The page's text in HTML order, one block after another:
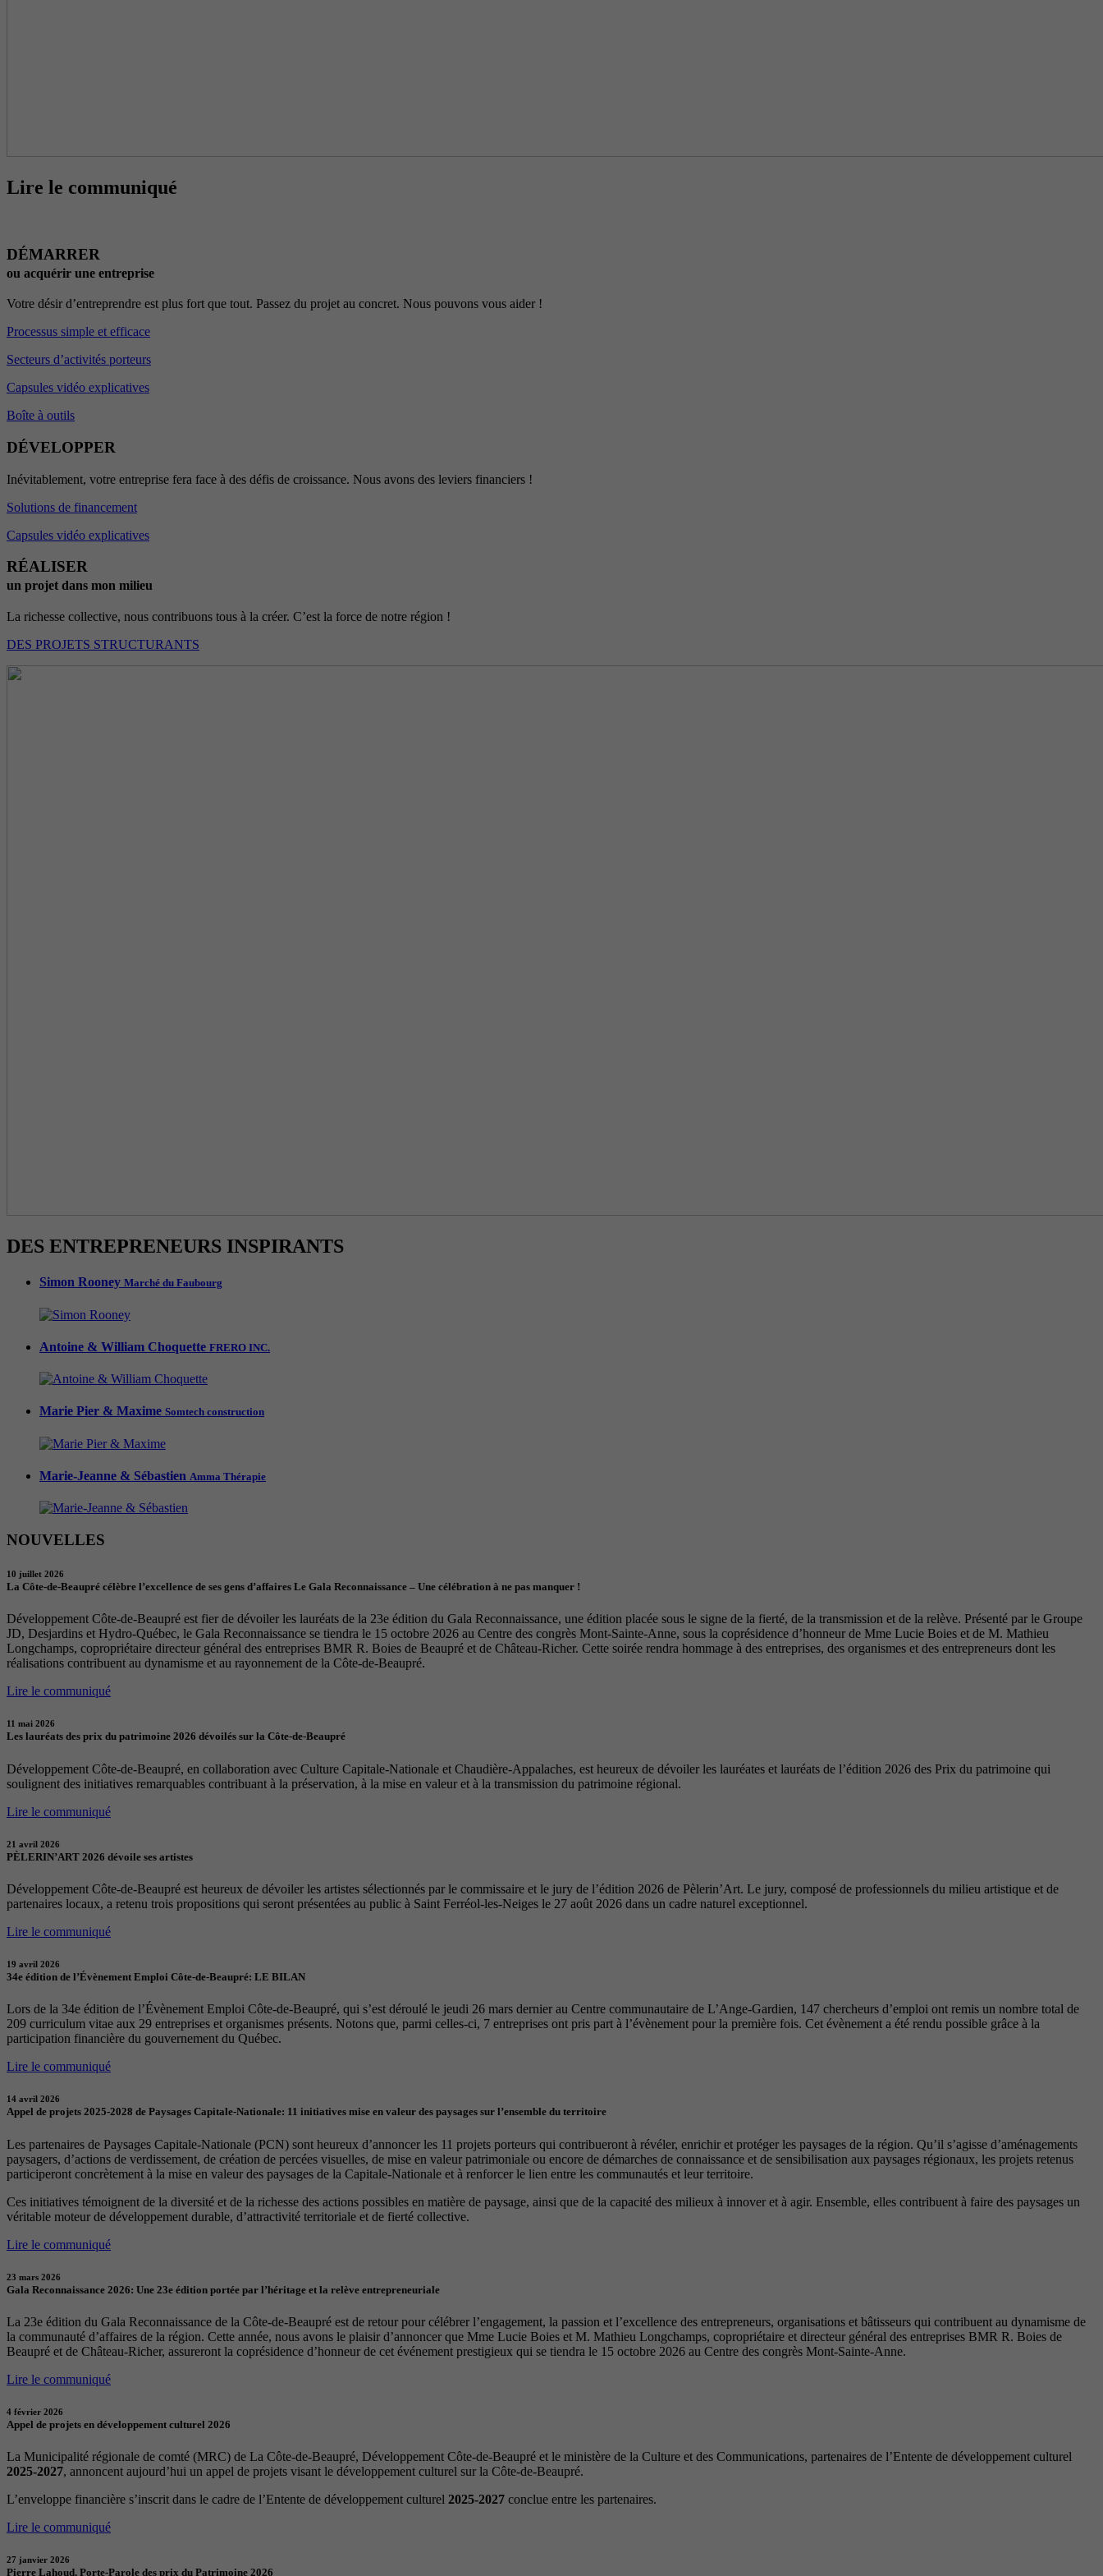
Lire le communiqué
DÉMARRER
ou acquérir une entreprise
Votre désir d’entreprendre est plus fort que tout. Passez du projet au concret. Nous pouvons vous aider !
Processus simple et efficace
Secteurs d’activités porteurs
Capsules vidéo explicatives
Boîte à outils
DÉVELOPPER
Inévitablement, votre entreprise fera face à des défis de croissance. Nous avons des leviers financiers !
Solutions de financement
Capsules vidéo explicatives
RÉALISER
un projet dans mon milieu
La richesse collective, nous contribuons tous à la créer. C’est la force de notre région !
DES PROJETS STRUCTURANTS
DES ENTREPRENEURS INSPIRANTS
Simon Rooney Marché du Faubourg
Antoine & William Choquette FRERO INC.
Marie Pier & Maxime Somtech construction
Marie-Jeanne & Sébastien Amma Thérapie
NOUVELLES
10 juillet 2026
La Côte-de-Beaupré célèbre l’excellence de ses gens d’affaires Le Gala Reconnaissance – Une célébration à ne pas manquer !
Développement Côte-de-Beaupré est fier de dévoiler les lauréats de la 23e édition du Gala Reconnaissance, une édition placée sous le signe de la fierté, de la transmission et de la relève. Présenté par le Groupe
JD, Desjardins et Hydro-Québec, le Gala Reconnaissance se tiendra le 15 octobre 2026 au Centre des congrès Mont-Sainte-Anne, sous la coprésidence d’honneur de Mme Lucie Boies et de M. Mathieu
Longchamps, copropriétaire directeur général des entreprises BMR R. Boies de Beaupré et de Château-Richer. Cette soirée rendra hommage à des entreprises, des organismes et des entrepreneurs dont les
réalisations contribuent au dynamisme et au rayonnement de la Côte-de-Beaupré.
Lire le communiqué
11 mai 2026
Les lauréats des prix du patrimoine 2026 dévoilés sur la Côte-de-Beaupré
Développement Côte-de-Beaupré, en collaboration avec Culture Capitale-Nationale et Chaudière-Appalaches, est heureux de dévoiler les lauréates et lauréats de l’édition 2026 des Prix du patrimoine qui
soulignent des initiatives remarquables contribuant à la préservation, à la mise en valeur et à la transmission du patrimoine régional.
Lire le communiqué
21 avril 2026
PÈLERIN’ART 2026 dévoile ses artistes
Développement Côte-de-Beaupré est heureux de dévoiler les artistes sélectionnés par le commissaire et le jury de l’édition 2026 de Pèlerin’Art. Le jury, composé de professionnels du milieu artistique et de
partenaires locaux, a retenu trois propositions qui seront présentées au public à Saint Ferréol-les-Neiges le 27 août 2026 dans un cadre naturel exceptionnel.
Lire le communiqué
19 avril 2026
34e édition de l’Évènement Emploi Côte-de-Beaupré: LE BILAN
Lors de la 34e édition de l’Évènement Emploi Côte-de-Beaupré, qui s’est déroulé le jeudi 26 mars dernier au Centre communautaire de L’Ange-Gardien, 147 chercheurs d’emploi ont remis un nombre total de
209 curriculum vitae aux 29 entreprises et organismes présents. Notons que, parmi celles-ci, 7 entreprises ont pris part à l’évènement pour la première fois. Cet évènement a été rendu possible grâce à la
participation financière du gouvernement du Québec.
Lire le communiqué
14 avril 2026
Appel de projets 2025-2028 de Paysages Capitale-Nationale: 11 initiatives mise en valeur des paysages sur l’ensemble du territoire
Les partenaires de Paysages Capitale-Nationale (PCN) sont heureux d’annoncer les 11 projets porteurs qui contribueront à révéler, enrichir et protéger les paysages de la région. Qu’il s’agisse d’aménagements
paysagers, d’actions de verdissement, de création de percées visuelles, de mise en valeur patrimoniale ou encore de démarches de connaissance et de sensibilisation aux paysages régionaux, les projets retenus
participeront concrètement à la mise en valeur des paysages de la Capitale-Nationale et à renforcer le lien entre les communautés et leur territoire.
Ces initiatives témoignent de la diversité et de la richesse des actions possibles en matière de paysage, ainsi que de la capacité des milieux à innover et à agir. Ensemble, elles contribuent à faire des paysages un
véritable moteur de développement durable, d’attractivité territoriale et de fierté collective.
Lire le communiqué
23 mars 2026
Gala Reconnaissance 2026: Une 23e édition portée par l’héritage et la relève entrepreneuriale
La 23e édition du Gala Reconnaissance de la Côte-de-Beaupré est de retour pour célébrer l’engagement, la passion et l’excellence des entrepreneurs, organisations et bâtisseurs qui contribuent au dynamisme de
la communauté d’affaires de la région. Cette année, nous avons le plaisir d’annoncer que Mme Lucie Boies et M. Mathieu Longchamps, copropriétaire et directeur général des entreprises BMR R. Boies de
Beaupré et de Château-Richer, assureront la coprésidence d’honneur de cet événement prestigieux qui se tiendra le 15 octobre 2026 au Centre des congrès Mont-Sainte-Anne.
Lire le communiqué
4 février 2026
Appel de projets en développement culturel 2026
La Municipalité régionale de comté (MRC) de La Côte-de-Beaupré, Développement Côte-de-Beaupré et le ministère de la Culture et des Communications, partenaires de l’Entente de développement culturel
2025-2027, annoncent aujourd’hui un appel de projets visant le développement culturel sur la Côte-de-Beaupré.
L’enveloppe financière s’inscrit dans le cadre de l’Entente de développement culturel 2025-2027 conclue entre les partenaires.
Lire le communiqué
27 janvier 2026
Pierre Lahoud, Porte-Parole des prix du Patrimoine 2026